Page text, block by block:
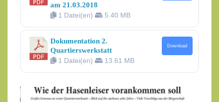
am 21.03.2018
1 Datei(en)
5.40 MB
Dokumentation 2.
Quartierswerkstatt
1 Datei(en)
13.61 MB
Download